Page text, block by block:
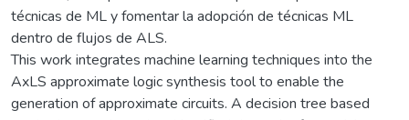
técnicas de ML y fomentar la adopción de técnicas ML
dentro de flujos de ALS.
This work integrates machine learning techniques into the
AxLS approximate logic synthesis tool to enable the
generation of approximate circuits. A decision tree based